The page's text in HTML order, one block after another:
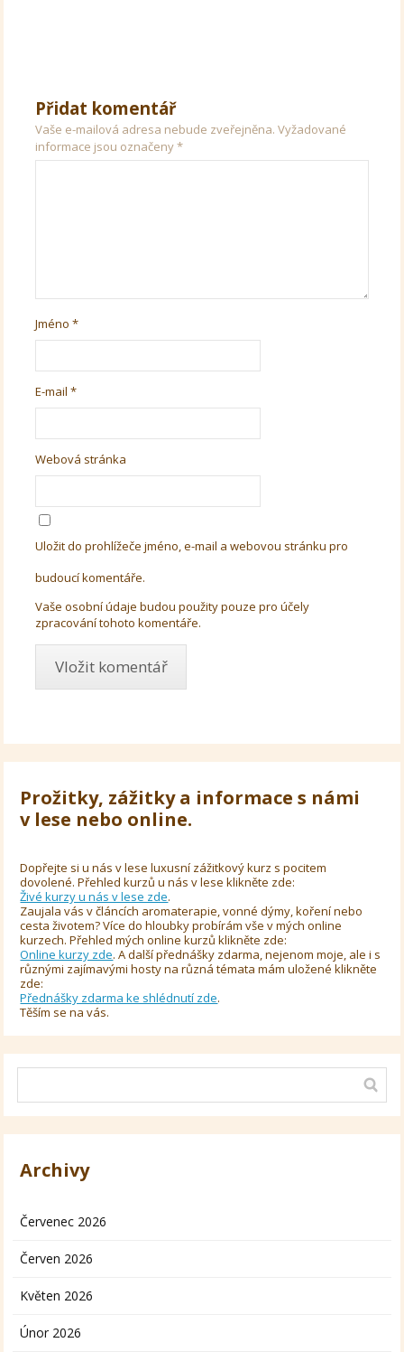
Přidat komentář
Vaše e-mailová adresa nebude zveřejněna. Vyžadované
informace jsou označeny*
Jméno*
E-mail*
Webová stránka
Uložit do prohlížeče jméno, e-mail a webovou stránku pro
budoucí komentáře.
Vaše osobní údaje budou použity pouze pro účely
zpracování tohoto komentáře.
Prožitky, zážitky a informace s námi
v lese nebo online.
Dopřejte si u nás v lese luxusní zážitkový kurz s pocitem
dovolené. Přehled kurzů u nás v lese klikněte zde:
Živé kurzy u nás v lese zde.
Zaujala vás v článcích aromaterapie, vonné dýmy, koření nebo
cesta životem? Více do hloubky probírám vše v mých online
kurzech. Přehled mých online kurzů klikněte zde:
Online kurzy zde. A další přednášky zdarma, nejenom moje, ale i s
různými zajímavými hosty na různá témata mám uložené klikněte
zde:
Přednášky zdarma ke shlédnutí zde.
Těším se na vás.
Archivy
Červenec 2026
Červen 2026
Květen 2026
Únor 2026